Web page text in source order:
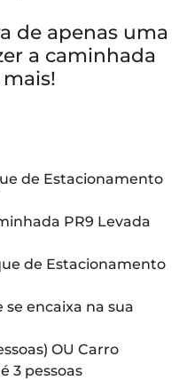
de apenas uma
a caminhada
de Estacionamento
PR9 Levada
de Estacionamento
encaixa na sua
OU Carro
3 pessoas